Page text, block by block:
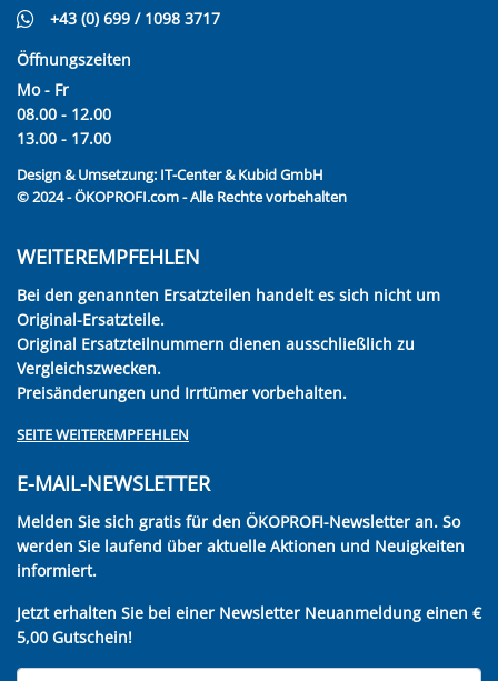
+43 (0) 699 / 1098 3717
Öffnungszeiten
Mo - Fr
08.00 - 12.00
13.00 - 17.00
Design & Umsetzung: IT-Center & Kubid GmbH
© 2024 - ÖKOPROFI.com - Alle Rechte vorbehalten
WEITEREMPFEHLEN
Bei den genannten Ersatzteilen handelt es sich nicht um
Original-Ersatzteile.
Original Ersatzteilnummern dienen ausschließlich zu
Vergleichszwecken.
Preisänderungen und Irrtümer vorbehalten.
SEITE WEITEREMPFEHLEN
E-MAIL-NEWSLETTER
Melden Sie sich gratis für den ÖKOPROFI-Newsletter an. So
werden Sie laufend über aktuelle Aktionen und Neuigkeiten
informiert.
Jetzt erhalten Sie bei einer Newsletter Neuanmeldung einen €
5,00 Gutschein!